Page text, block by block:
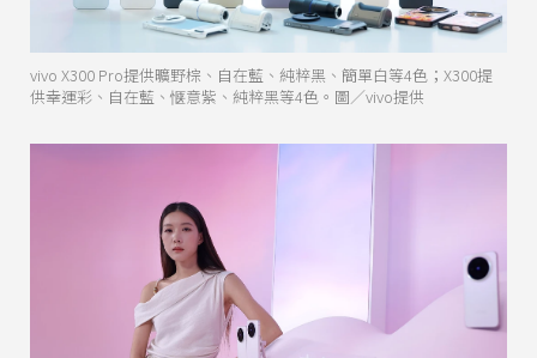
vivo X300 Pro提供曠野棕、自在藍、純粹黑、簡單白等4色；X300提
供幸運彩、自在藍、惬意紫、純粹黑等4色。圖／vivo提供